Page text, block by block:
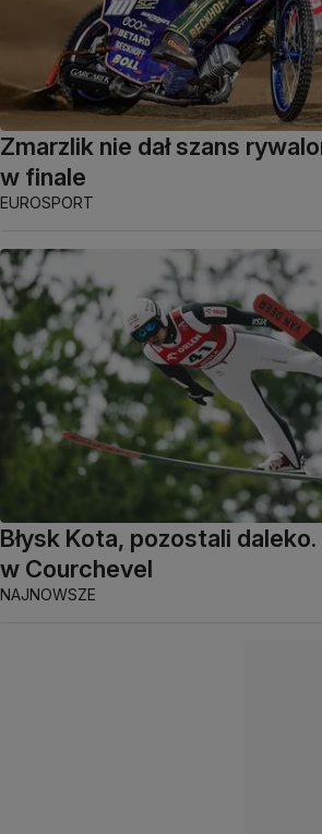
Zmarzlik nie dał szans
w finale
EUROSPORT
Błysk Kota, pozostali
w Courchevel
NAJNOWSZE